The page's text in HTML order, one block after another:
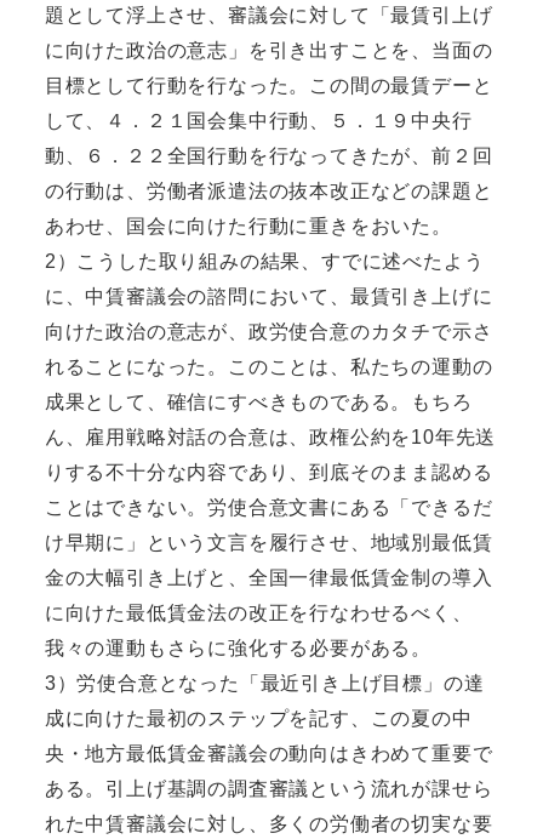
題として浮上させ、審議会に対して「最賃引上げ
に向けた政治の意志」を引き出すことを、当面の
目標として行動を行なった。この間の最賃デーと
して、４．２１国会集中行動、５．１９中央行
動、６．２２全国行動を行なってきたが、前２回
の行動は、労働者派遣法の抜本改正などの課題と
あわせ、国会に向けた行動に重きをおいた。
2）こうした取り組みの結果、すでに述べたよう
に、中賃審議会の諮問において、最賃引き上げに
向けた政治の意志が、政労使合意のカタチで示さ
れることになった。このことは、私たちの運動の
成果として、確信にすべきものである。もちろ
ん、雇用戦略対話の合意は、政権公約を10年先送
りする不十分な内容であり、到底そのまま認める
ことはできない。労使合意文書にある「できるだ
け早期に」という文言を履行させ、地域別最低賃
金の大幅引き上げと、全国一律最低賃金制の導入
に向けた最低賃金法の改正を行なわせるべく、
我々の運動もさらに強化する必要がある。
3）労使合意となった「最近引き上げ目標」の達
成に向けた最初のステップを記す、この夏の中
央・地方最低賃金審議会の動向はきわめて重要で
ある。引上げ基調の調査審議という流れが課せら
れた中賃審議会に対し、多くの労働者の切実な要